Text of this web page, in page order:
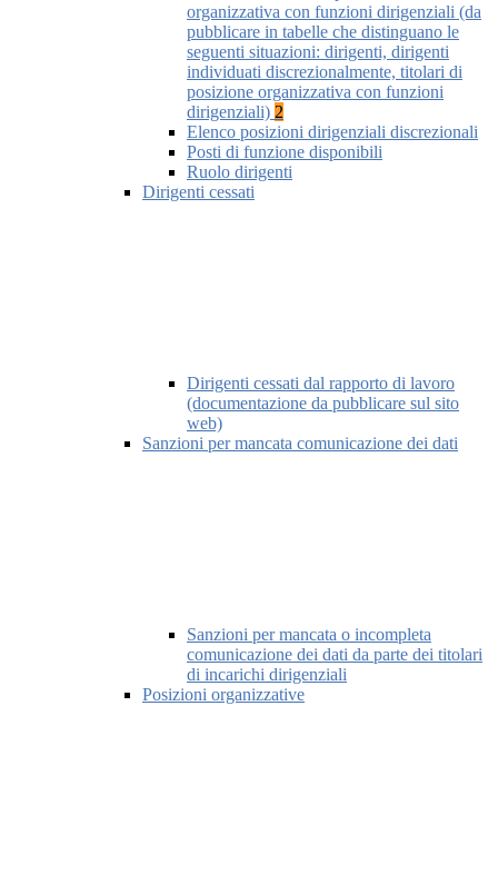
organizzativa con funzioni dirigenziali (da
pubblicare in tabelle che distinguano le
seguenti situazioni: dirigenti, dirigenti
individuati discrezionalmente, titolari di
posizione organizzativa con funzioni
dirigenziali) 2
Elenco posizioni dirigenziali discrezionali
Posti di funzione disponibili
Ruolo dirigenti
Dirigenti cessati
Dirigenti cessati dal rapporto di lavoro
(documentazione da pubblicare sul sito
web)
Sanzioni per mancata comunicazione dei dati
Sanzioni per mancata o incompleta
comunicazione dei dati da parte dei titolari
di incarichi dirigenziali
Posizioni organizzative